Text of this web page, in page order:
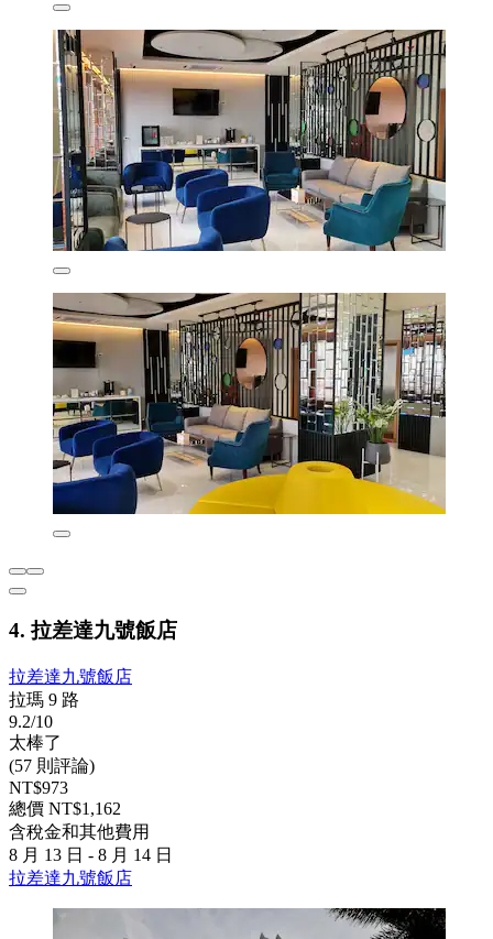
4. 拉差達九號飯店
拉差達九號飯店
拉瑪 9 路
9.2/10
太棒了
(57 則評論)
NT$973
總價 NT$1,162
含稅金和其他費用
8 月 13 日 - 8 月 14 日
拉差達九號飯店